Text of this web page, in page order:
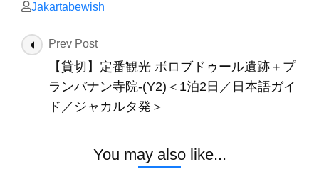
Jakartabewish
Post
Navigation
Prev Post
【貸切】定番観光 ボロブドゥール遺跡＋プ
ランバナン寺院-(Y2)＜1泊2日／日本語ガイ
ド／ジャカルタ発＞
You may also like...